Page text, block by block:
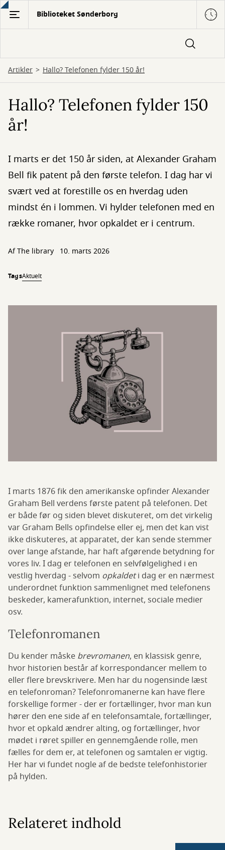
Gå
hovedindhold
Biblioteket Sønderborg
Artikler Hallo? Telefonen fylder 150 år!
Hallo? Telefonen fylder 150
år!
I marts er det 150 år siden, at Alexander Graham
Bell fik patent på den første telefon. I dag har vi
svært ved at forestille os en hverdag uden
mindst én i lommen. Vi hylder telefonen med en
række romaner, hvor opkaldet er i centrum.
Af The library 10. marts 2026
TagsAktuelt
I marts 1876 fik den amerikanske opfinder Alexander
Graham Bell verdens første patent på telefonen. Det
er både før og siden blevet diskuteret, om det virkelig
var Graham Bells opfindelse eller ej, men det kan vist
ikke diskuteres, at apparatet, der kan sende stemmer
over lange afstande, har haft afgørende betydning for
vores liv. I dag er telefonen en selvfølgelighed i en
vestlig hverdag - selvom opkaldeti dag er en nærmest
underordnet funktion sammenlignet med telefonens
beskeder, kamerafunktion, internet, sociale medier
osv.
Telefonromanen
Du kender måske brevromanen, en klassisk genre,
hvor historien består af korrespondancer mellem to
eller flere brevskrivere. Men har du nogensinde læst
en telefonroman? Telefonromanerne kan have flere
forskellige former - der er fortællinger, hvor man kun
hører den ene side af en telefonsamtale, fortællinger,
hvor et opkald ændrer alting, og fortællinger, hvor
mødet i røret spiller en gennemgående rolle, men
fælles for dem er, at telefonen og samtalen er vigtig.
Her har vi fundet nogle af de bedste telefonhistorier
på hylden.
Relateret indhold